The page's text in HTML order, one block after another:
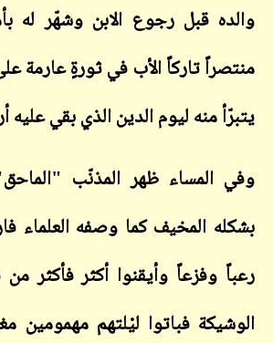
والده قبل رجوع الابن وشهّر له
منتصراً تاركاً الأب في ثورةٍ عارمة
يتبرّأ منه ليوم الدين الذي بقي عليه
وفي المساء ظهر المذنّب
بشكله المخيف كما وصفه العلماء
رعباً وفزعاً وأيقنوا أكثر فأكثر من
الوشيكة فباتوا ليْلتهم مهمومين